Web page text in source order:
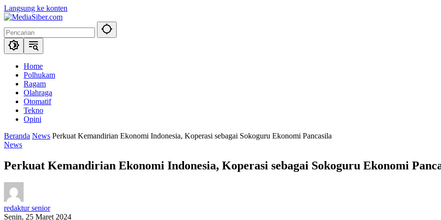
Langsung ke konten
Home
Polhukam
Ragam
Olahraga
Otomatif
Tekno
Opini
Beranda News Perkuat Kemandirian Ekonomi Indonesia, Koperasi sebagai Sokoguru Ekonomi Pancasila
News
Perkuat Kemandirian Ekonomi Indonesia, Koperasi sebagai Sokoguru Ekonomi
redaktur senior
Senin, 25 Maret 2024